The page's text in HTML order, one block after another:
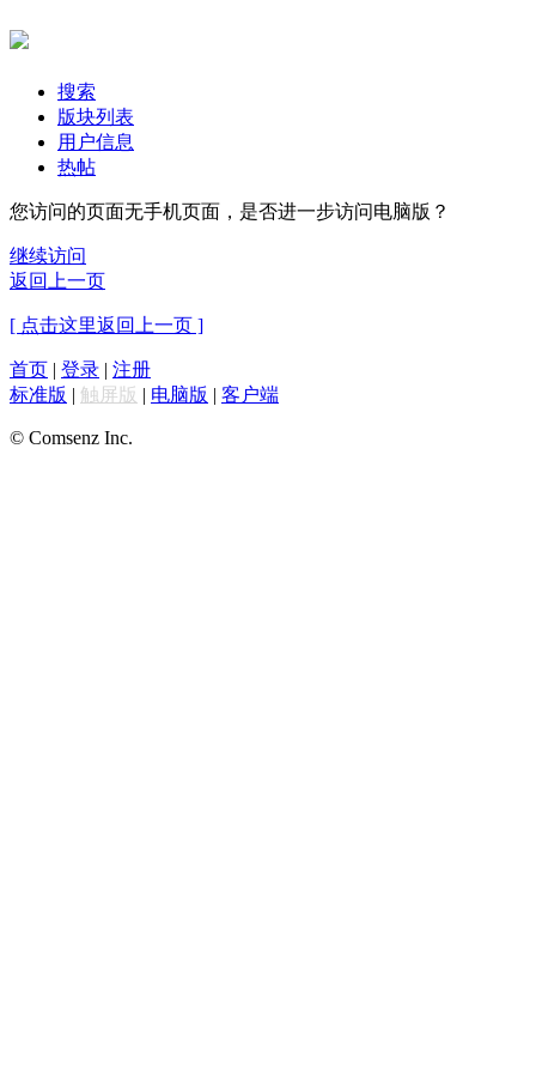
搜索
版块列表
用户信息
热帖
您访问的页面无手机页面，是否进一步访问电脑版？
继续访问
返回上一页
[ 点击这里返回上一页 ]
首页 | 登录 | 注册
标准版 | 触屏版 | 电脑版 | 客户端
© Comsenz Inc.